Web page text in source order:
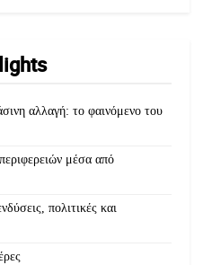
αλλαγή: το φαινόμενο του
μέσα από
πολιτικές και